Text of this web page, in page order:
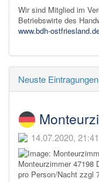
Wir sind Mitglied im
Betriebswirte des
www.bdh-
Neuste Eintragungen
14.07.2020, 21:41
Monteurzimmer 47198
pro Person/Nacht zzgl